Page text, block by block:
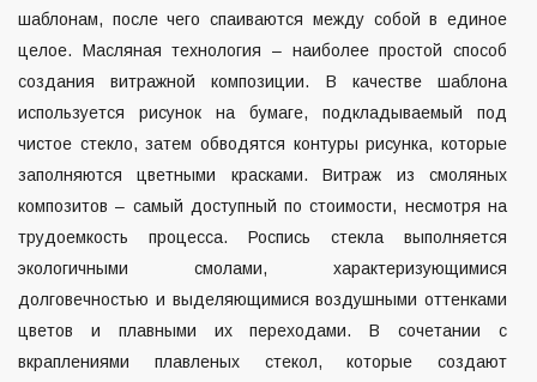
шаблонам, после чего спаиваются между собой в единое
целое. Масляная технология – наиболее простой способ
создания витражной композиции. В качестве шаблона
используется рисунок на бумаге, подкладываемый под
чистое стекло, затем обводятся контуры рисунка, которые
заполняются цветными красками. Витраж из смоляных
композитов – самый доступный по стоимости, несмотря на
трудоемкость процесса. Роспись стекла выполняется
экологичными смолами, характеризующимися
долговечностью и выделяющимися воздушными оттенками
цветов и плавными их переходами. В сочетании с
вкраплениями плавленых стекол, которые создают